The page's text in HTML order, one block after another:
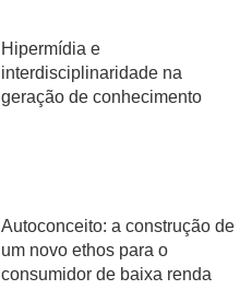
Hipermídia e
interdisciplinaridade na
geração de conhecimento
Autoconceito: a construção de
um novo ethos para o
consumidor de baixa renda